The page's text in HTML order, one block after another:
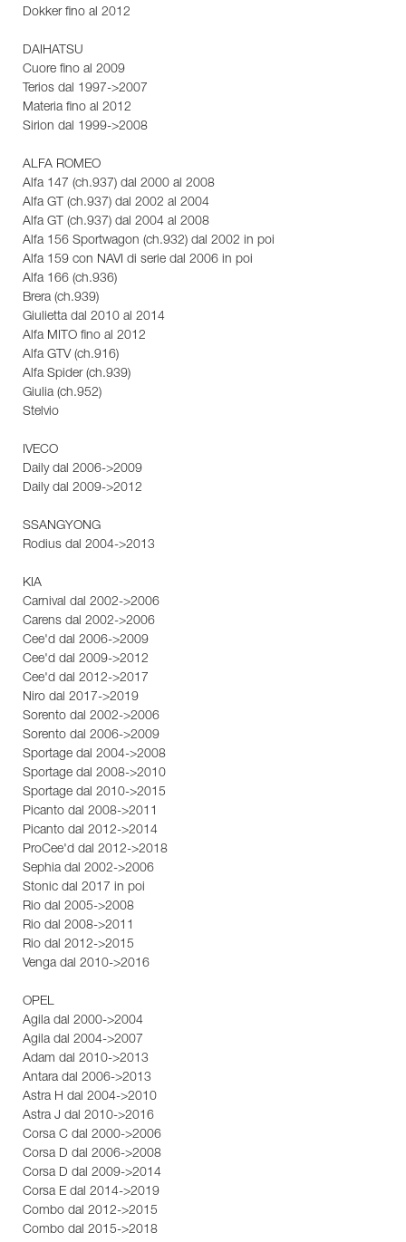
Dokker fino al 2012
DAIHATSU
Cuore fino al 2009
Terios dal 1997->2007
Materia fino al 2012
Sirion dal 1999->2008
ALFA ROMEO
Alfa 147 (ch.937) dal 2000 al 2008
Alfa GT (ch.937) dal 2002 al 2004
Alfa GT (ch.937) dal 2004 al 2008
Alfa 156 Sportwagon (ch.932) dal 2002 in poi
Alfa 159 con NAVI di serie dal 2006 in poi
Alfa 166 (ch.936)
Brera (ch.939)
Giulietta dal 2010 al 2014
Alfa MITO fino al 2012
Alfa GTV (ch.916)
Alfa Spider (ch.939)
Giulia (ch.952)
Stelvio
IVECO
Daily dal 2006->2009
Daily dal 2009->2012
SSANGYONG
Rodius dal 2004->2013
KIA
Carnival dal 2002->2006
Carens dal 2002->2006
Cee'd dal 2006->2009
Cee'd dal 2009->2012
Cee'd dal 2012->2017
Niro dal 2017->2019
Sorento dal 2002->2006
Sorento dal 2006->2009
Sportage dal 2004->2008
Sportage dal 2008->2010
Sportage dal 2010->2015
Picanto dal 2008->2011
Picanto dal 2012->2014
ProCee'd dal 2012->2018
Sephia dal 2002->2006
Stonic dal 2017 in poi
Rio dal 2005->2008
Rio dal 2008->2011
Rio dal 2012->2015
Venga dal 2010->2016
OPEL
Agila dal 2000->2004
Agila dal 2004->2007
Adam dal 2010->2013
Antara dal 2006->2013
Astra H dal 2004->2010
Astra J dal 2010->2016
Corsa C dal 2000->2006
Corsa D dal 2006->2008
Corsa D dal 2009->2014
Corsa E dal 2014->2019
Combo dal 2012->2015
Combo dal 2015->2018